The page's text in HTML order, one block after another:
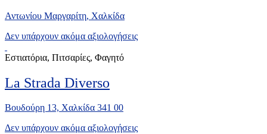
Αντωνίου Μαργαρίτη, Χαλκίδα
Δεν υπάρχουν ακόμα αξιολογήσεις
Εστιατόρια, Πιτσαρίες, Φαγητό
La Strada Diverso
Βουδούρη 13, Χαλκίδα 341 00
Δεν υπάρχουν ακόμα αξιολογήσεις